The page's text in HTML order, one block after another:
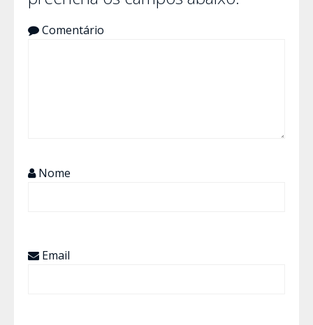
Comentário
Nome
Email